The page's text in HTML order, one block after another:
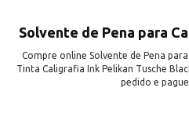
Solvente de Pena para
Compre online Solvente de Pena
Tinta Caligrafia Ink Pelikan Tusche
pedido e